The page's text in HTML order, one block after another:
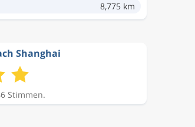
8,775 km
Shanghai
Stimmen.